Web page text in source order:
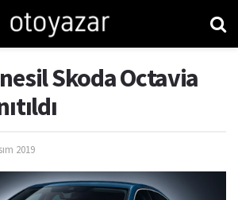
Skoda Octavia
2019